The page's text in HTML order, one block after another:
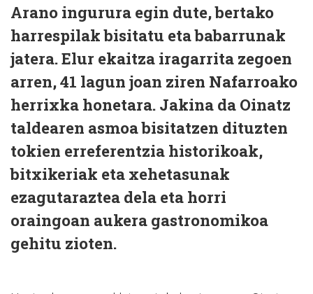
Arano ingurura egin dute, bertako
harrespilak bisitatu eta babarrunak
jatera. Elur ekaitza iragarrita zegoen
arren, 41 lagun joan ziren Nafarroako
herrixka honetara. Jakina da Oinatz
taldearen asmoa bisitatzen dituzten
tokien erreferentzia historikoak,
bitxikeriak eta xehetasunak
ezagutaraztea dela eta horri
oraingoan aukera gastronomikoa
gehitu zioten.